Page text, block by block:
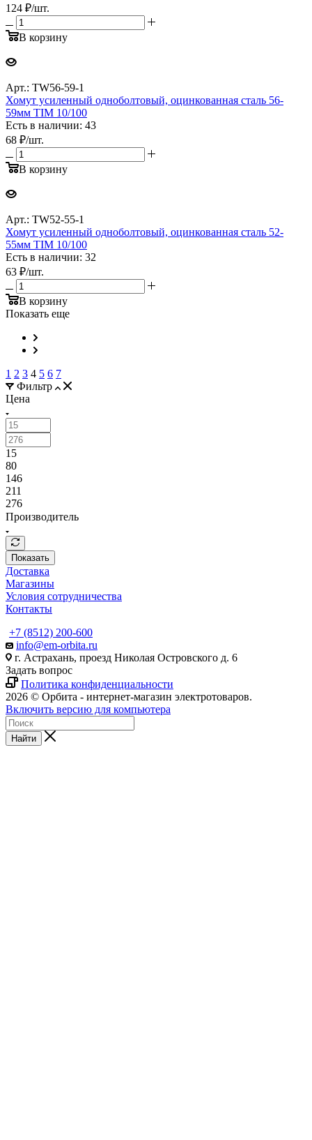
124 ₽/шт.
В корзину
Арт.: TW56-59-1
Хомут усиленный одноболтовый, оцинкованная сталь 56-
59мм TIM 10/100
Есть в наличии: 43
68 ₽/шт.
В корзину
Арт.: TW52-55-1
Хомут усиленный одноболтовый, оцинкованная сталь 52-
55мм TIM 10/100
Есть в наличии: 32
63 ₽/шт.
В корзину
Показать еще
1 2 3 4 5 6 7
Фильтр
Цена
15
80
146
211
276
Производитель
Показать
Доставка
Магазины
Условия сотрудничества
Контакты
+7 (8512) 200-600
info@em-orbita.ru
г. Астрахань, проезд Николая Островского д. 6
Задать вопрос
Политика конфиденциальности
2026 © Орбита - интернет-магазин электротоваров.
Включить версию для компьютера
Найти